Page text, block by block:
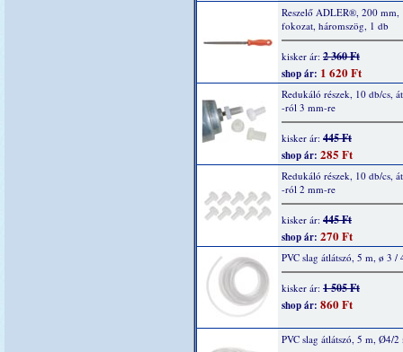
Reszelő ADLER®, 200 mm,
fokozat, háromszög, 1 db
kisker ár: 2 360 Ft
shop ár: 1 620 Ft
Redukáló részek, 10 db/cs,
-ról 3 mm-re
kisker ár: 445 Ft
shop ár: 285 Ft
Redukáló részek, 10 db/cs,
-ról 2 mm-re
kisker ár: 445 Ft
shop ár: 270 Ft
PVC slag átlátszó, 5 m, ø 3 /
kisker ár: 1 505 Ft
shop ár: 860 Ft
PVC slag átlátszó, 5 m, Ø4/2